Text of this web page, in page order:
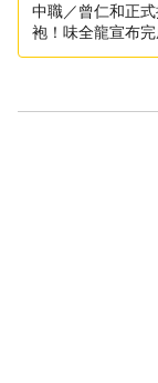
中職／曾仁和正
袍！味全龍宣布